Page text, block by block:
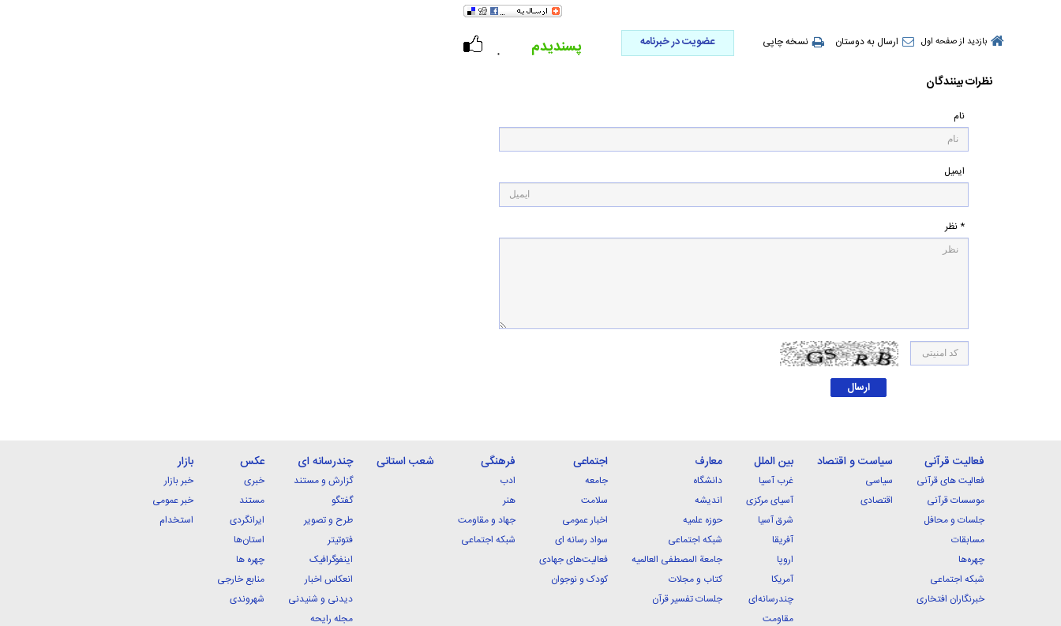
بازدید از صفحه اول ارسال به دوستان نسخه چاپی عضویت در خبرنامه
۰ پسندیدم
نظرات بینندگان
نام
ایمیل
* نظر
فعالیت قرآنی
فعالیت های قرآنی
موسسات قرآنی
جلسات و محافل
مسابقات
چهره‌ها
شبکه اجتماعی
خبرنگاران افتخاری
سیاست و اقتصاد
سیاسی
اقتصادی
بین الملل
غرب آسیا
آسیای مرکزی
شرق آسیا
آفریقا
اروپا
آمریکا
چندرسانه‌ای
مقاومت
معارف
دانشگاه
اندیشه
حوزه علمیه
شبکه اجتماعی
جامعة المصطفی العالمیه
کتاب و مجلات
جلسات تفسیر قرآن
اجتماعی
جامعه
سلامت
اخبار عمومی
سواد رسانه ای
فعالیت‌های جهادی
کودک و نوجوان
فرهنگی
ادب
هنر
جهاد و مقاومت
شبکه اجتماعی
شعب استانی چندرسانه ای
گزارش و مستند
گفتگو
طرح و تصویر
فتوتیتر
اینفوگرافیک
انعکاس اخبار
دیدنی و شنیدنی
مجله رایحه
عکس
خبری
مستند
ایرانگردی
استان‌ها
چهره ها
منابع خارجی
شهروندی
بازار
خبر بازار
خبر عمومی
استخدام